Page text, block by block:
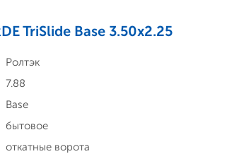
TriSlide Base 3.50x2.25
Ролтэк
7.88
Base
бытовое
откатные ворота